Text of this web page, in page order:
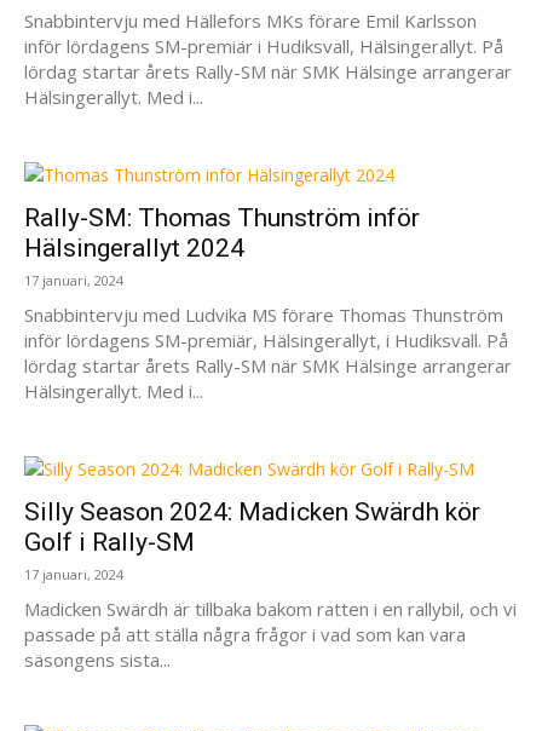
Snabbintervju med Hällefors MKs förare Emil Karlsson
inför lördagens SM-premiär i Hudiksvall, Hälsingerallyt. På
lördag startar årets Rally-SM när SMK Hälsinge arrangerar
Hälsingerallyt. Med i...
Rally-SM: Thomas Thunström inför
Hälsingerallyt 2024
17 januari, 2024
Snabbintervju med Ludvika MS förare Thomas Thunström
inför lördagens SM-premiär, Hälsingerallyt, i Hudiksvall. På
lördag startar årets Rally-SM när SMK Hälsinge arrangerar
Hälsingerallyt. Med i...
Silly Season 2024: Madicken Swärdh kör
Golf i Rally-SM
17 januari, 2024
Madicken Swärdh är tillbaka bakom ratten i en rallybil, och vi
passade på att ställa några frågor i vad som kan vara
säsongens sista...